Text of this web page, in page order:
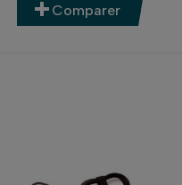
Comparer